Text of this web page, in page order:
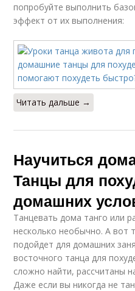
попробуйте выполнить
эффект от их выполнения:
Читать дальше →
Научиться
Танцы для
домашних
Танцевать дома танго или
несколько необычно. А вот
подойдет для домашних
восточного танца для
сложно найти, рассчитаны
Даже если вы никогда не